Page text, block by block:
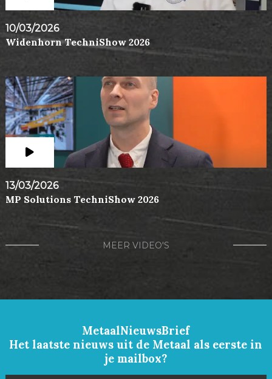
10/03/2026
Widenhorn TechniShow 2026
13/03/2026
MP Solutions TechniShow 2026
MEER VIDEO'S
MetaalNieuwsBrief
Het laatste nieuws uit de Metaal als eerste in
je mailbox?